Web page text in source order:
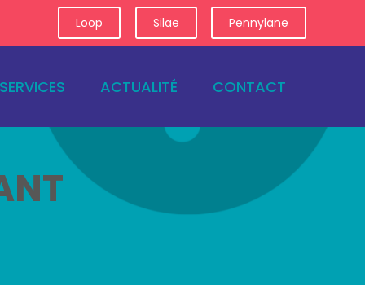
Connexion Pennylane
Silae
Loop
ACTUALITÉ CONTACT